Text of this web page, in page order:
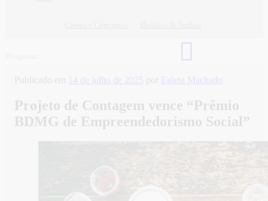
Publicado em 14 de julho de 2025 por Egleia Machado
Projeto de Contagem vence “Prêmio
BDMG de Empreendedorismo Social”